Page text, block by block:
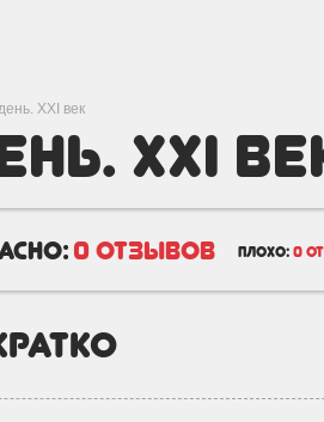
XXI век
XXI
0 отзывов плохо: 0